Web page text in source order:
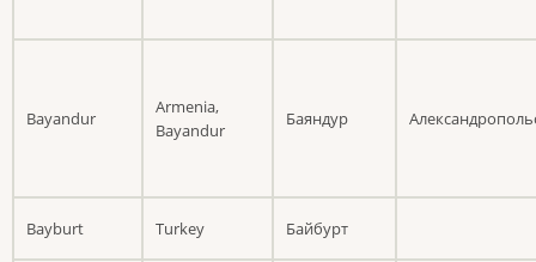
Bayandur
Armenia,
Bayandur
Баяндур
Bayburt Turkey Байбурт